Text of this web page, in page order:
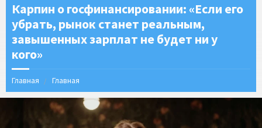
Карпин о госфинансировании: «Если его
убрать, рынок станет реальным,
завышенных зарплат не будет ни у
кого»
Главная Главная